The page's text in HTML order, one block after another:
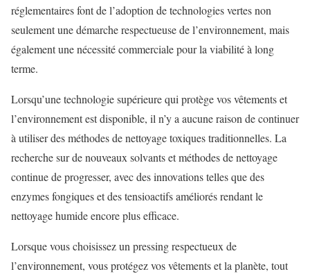
réglementaires font de l’adoption de technologies vertes non
seulement une démarche respectueuse de l’environnement, mais
également une nécessité commerciale pour la viabilité à long
terme.
Lorsqu’une technologie supérieure qui protège vos vêtements et
l’environnement est disponible, il n’y a aucune raison de continuer
à utiliser des méthodes de nettoyage toxiques traditionnelles. La
recherche sur de nouveaux solvants et méthodes de nettoyage
continue de progresser, avec des innovations telles que des
enzymes fongiques et des tensioactifs améliorés rendant le
nettoyage humide encore plus efficace.
Lorsque vous choisissez un pressing respectueux de
l’environnement, vous protégez vos vêtements et la planète, tout